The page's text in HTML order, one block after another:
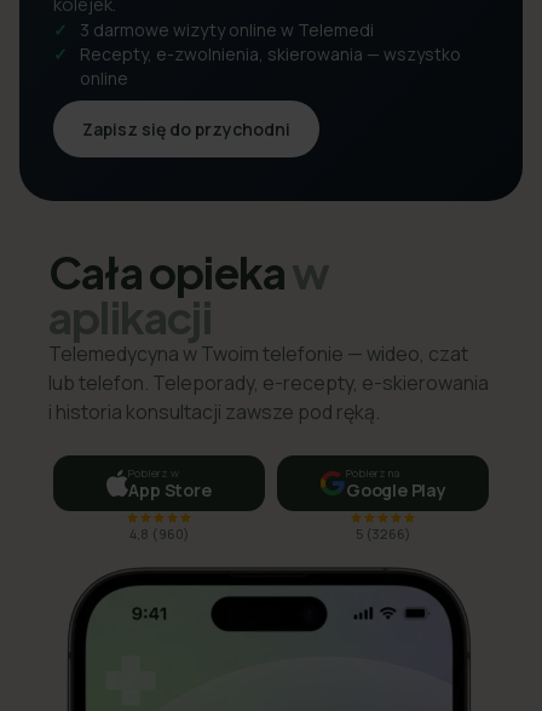
3 darmowe wizyty online w Telemedi
Recepty, e-zwolnienia, skierowania — wszystko
online
Zapisz się do przychodni
Cała opiekaw
aplikacji
Telemedycyna w Twoim telefonie — wideo, czat
lub telefon. Teleporady, e-recepty, e-skierowania
i historia konsultacji zawsze pod ręką.
Pobierz w
App Store
4,8 ( 960)
Pobierz na
Google Play
5 (3266)